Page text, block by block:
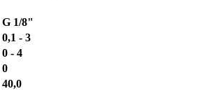
G 1/8"
0,1 - 3
0 - 4
0
40,0